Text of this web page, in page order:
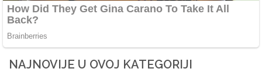
NAJNOVIJE U OVOJ KATEGORIJI